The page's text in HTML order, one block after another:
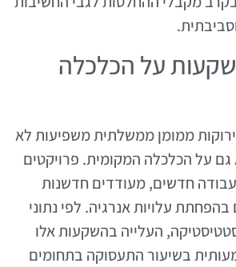
על הכלכלה
ממומן ממשלתית משפיעות לא
על הכלכלה המקומית. פרויקטים
עבודה חדשים, מעודדים חדשנות
בהפחתת עלויות אנרגיה. לפי נתוני
העלייה בהשקעות אלו
בשיעור התעסוקה בתחומים